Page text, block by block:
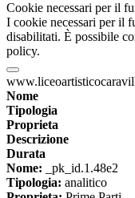
Cookie necessari per il
I cookie necessari per il
disabilitati. È possibile
policy.
Nome
Tipologia
Proprieta
Descrizione
Durata
Nome: _pk_id.1.48e2
Tipologia: analitico